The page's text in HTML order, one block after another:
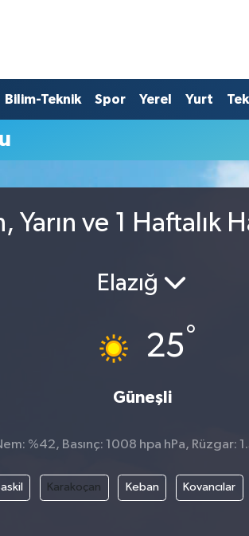
Bilim-Teknik Spor Yerel Yurt
Yarın ve 1 Haftalık
Elazığ
25°
Güneşli
%42, Basınç: 1008 hpa hPa, Rüzgar:
Karakoçan Keban Kovancılar